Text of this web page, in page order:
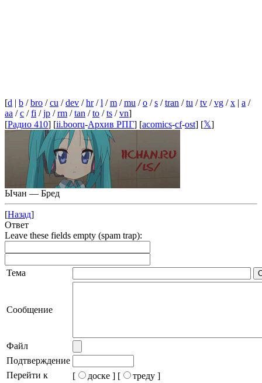
[d | b /bro /cu /dev /hr/l /m /mu /o /s /tran /tu /tv /vg /x | a /
aa /c /fi /jp /rm /tan /to /ts /vn]
[Радио 410] [ii.booru-Архив РПГ] [acomics-cf-ost] [𝕏]
Ычан — Бред
[Назад]
Ответ
Leave these fields empty (spam trap):
Тема
Сообщение
Файл
Подтверждение
Перейти к
[ доске ] [
треду ]